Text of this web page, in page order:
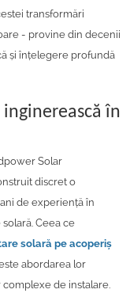
transformări
- provine din decenii
și înțelegere profundă
în
Solar
discret o
de experiență în
Ceea ce
solară pe acoperiș
abordarea lor
de instalare.